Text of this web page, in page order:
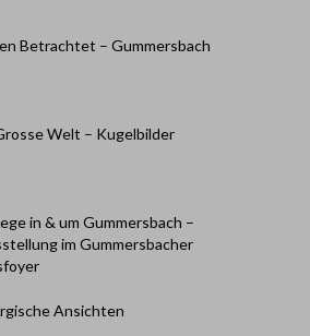
Betrachtet – Gummersbach
Welt – Kugelbilder
in & um Gummersbach –
im Gummersbacher
Ansichten